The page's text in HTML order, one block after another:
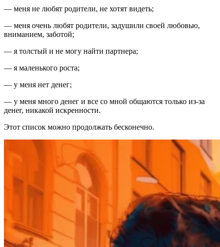
— меня не любят родители, не хотят видеть;
— меня очень любят родители, задушили своей любовью,
вниманием, заботой;
— я толстый и не могу найти партнера;
— я маленького роста;
— у меня нет денег;
— у меня много денег и все со мной общаются только из-за
денег, никакой искренности.
Этот список можно продолжать бесконечно.